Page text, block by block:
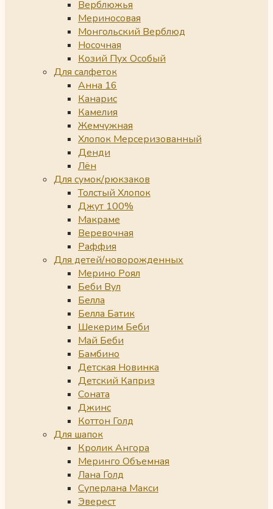
Верблюжья
Мериносовая
Монгольский Верблюд
Носочная
Козий Пух Особый
Для салфеток
Анна 16
Канарис
Камелия
Жемчужная
Хлопок Мерсеризованный
Денди
Лён
Для сумок/рюкзаков
Толстый Хлопок
Джут 100%
Макраме
Веревочная
Раффия
Для детей/новорожденных
Мерино Роял
Беби Вул
Белла
Белла Батик
Шекерим Беби
Май Беби
Бамбино
Детская Новинка
Детский Каприз
Соната
Джинс
Коттон Голд
Для шапок
Кролик Ангора
Меринго Объемная
Лана Голд
Суперлана Макси
Эверест